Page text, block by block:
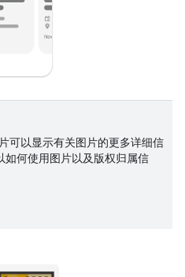
可以显示有关图片的更多详细信
如何使用图片以及版权归属信